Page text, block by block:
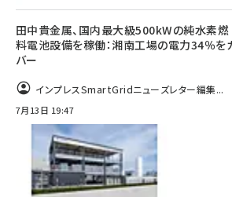
田中貴金属、国内最大級500kWの純水素燃
料電池設備を稼働：湘南工場の電力34％を
バー
インプレスSmartGridニューズレター編集...
7月13日 19:47